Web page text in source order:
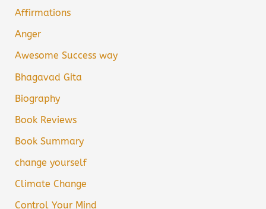
Affirmations
Anger
Awesome Success way
Bhagavad Gita
Biography
Book Reviews
Book Summary
change yourself
Climate Change
Control Your Mind